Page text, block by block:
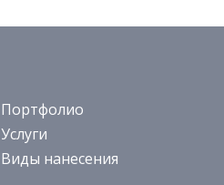
Портфолио
Услуги
Виды нанесения